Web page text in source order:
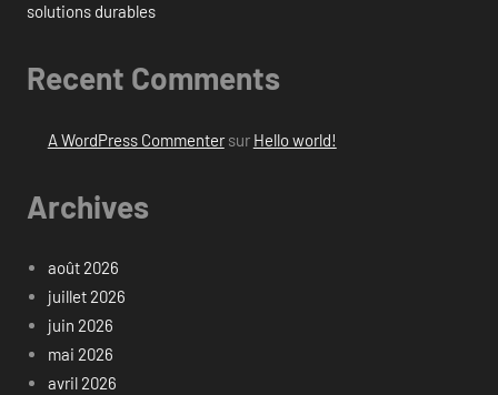
solutions durables
Recent Comments
A WordPress Commentersur Hello world!
Archives
août 2026
juillet 2026
juin 2026
mai 2026
avril 2026